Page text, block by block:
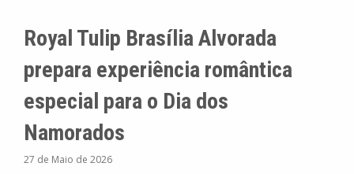
Royal Tulip Brasília Alvorada
prepara experiência romântica
especial para o Dia dos
Namorados
27 de Maio de 2026